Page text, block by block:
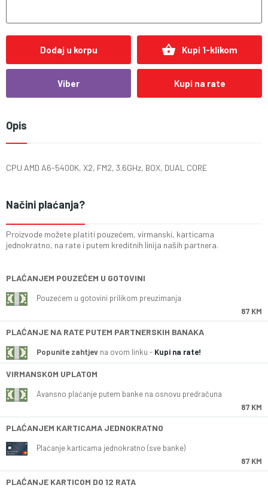
Dodaj u korpu shopping_basket Kupi 1-klikom
Viber Kupi na rate
Opis
CPU AMD A6-5400K, X2, FM2, 3.6GHz, BOX, DUAL CORE
Načini plaćanja?
Proizvode možete platiti pouzećem, virmanski, karticama
jednokratno, na rate i putem kreditnih linija naših partnera.
PLAĆANJEM POUZEĆEM U GOTOVINI
Pouzećem u gotovini prilikom preuzimanja
87 KM
PLAĆANJE NA RATE PUTEM PARTNERSKIH BANAKA
Popunite zahtjev na ovom linku - Kupi na rate!
VIRMANSKOM UPLATOM
Avansno plaćanje putem banke na osnovu predračuna
87 KM
PLAĆANJEM KARTICAMA JEDNOKRATNO
Plaćanje karticama jednokratno (sve banke)
87 KM
PLAĆANJE KARTICOM DO 12 RATA